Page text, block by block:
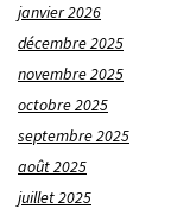
janvier 2026
décembre 2025
novembre 2025
octobre 2025
septembre 2025
août 2025
juillet 2025